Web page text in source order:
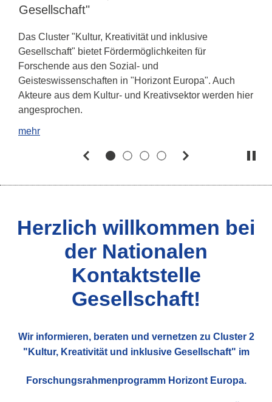
Gesellschaft"
Das Cluster "Kultur, Kreativität und inklusive
Gesellschaft" bietet Fördermöglichkeiten für
Forschende aus den Sozial- und
Geisteswissenschaften in "Horizont Europa". Auch
Akteure aus dem Kultur- und Kreativsektor werden hier
angesprochen.
mehr
2 3 4
Herzlich willkommen bei
der Nationalen
Kontaktstelle
Gesellschaft!
Wir informieren, beraten und vernetzen zu Cluster 2
"Kultur, Kreativität und inklusive Gesellschaft" im
Forschungsrahmenprogramm Horizont Europa.